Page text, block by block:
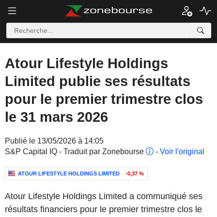
Atour Lifestyle Holdings
Limited publie ses résultats
pour le premier trimestre clos
le 31 mars 2026
Publié le 13/05/2026 à 14:05
S&P Capital IQ - Traduit par Zonebourse
- Voir l'original
ATOUR LIFESTYLE HOLDINGS LIMITED -0,37 %
Atour Lifestyle Holdings Limited a communiqué ses
résultats financiers pour le premier trimestre clos le